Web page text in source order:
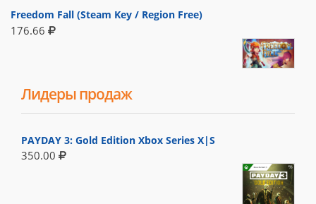
Freedom Fall (Steam Key / Region Free)
176.66
Лидеры продаж
PAYDAY 3: Gold Edition Xbox Series X|S
350.00